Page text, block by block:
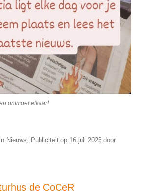
ontmoet elkaar!
Nieuws Publiciteit op 16 juli 2025 door
de CoCeR